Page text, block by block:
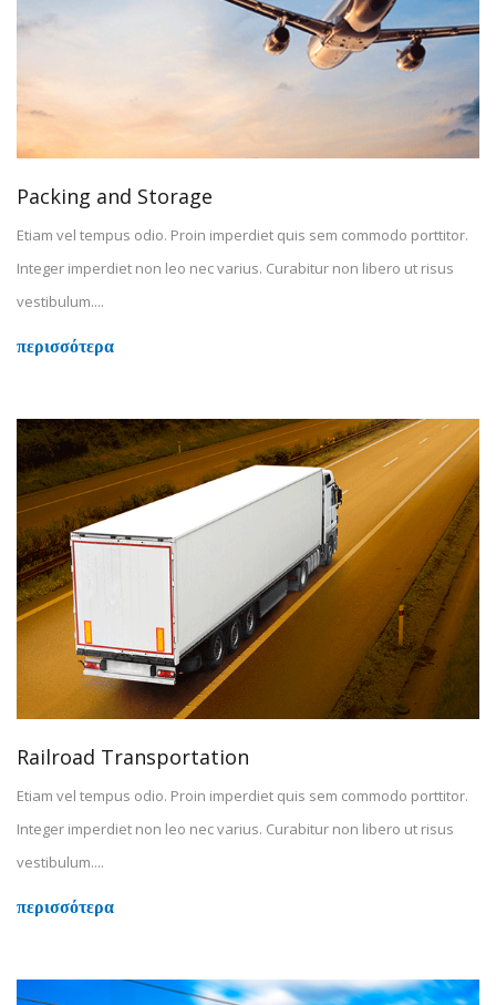
Packing and Storage
Etiam vel tempus odio. Proin imperdiet quis sem commodo porttitor.
Integer imperdiet non leo nec varius. Curabitur non libero ut risus
vestibulum....
περισσότερα
Railroad Transportation
Etiam vel tempus odio. Proin imperdiet quis sem commodo porttitor.
Integer imperdiet non leo nec varius. Curabitur non libero ut risus
vestibulum....
περισσότερα